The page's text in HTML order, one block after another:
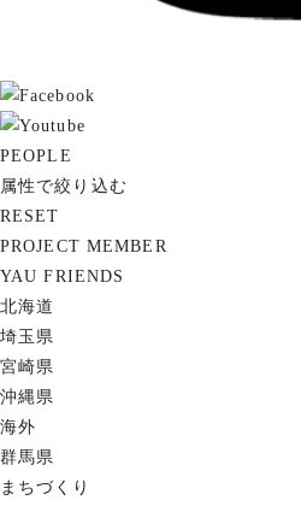
PEOPLE
属性で絞り込む
RESET
PROJECT MEMBER
YAU FRIENDS
北海道
埼玉県
宮崎県
沖縄県
海外
群馬県
まちづくり